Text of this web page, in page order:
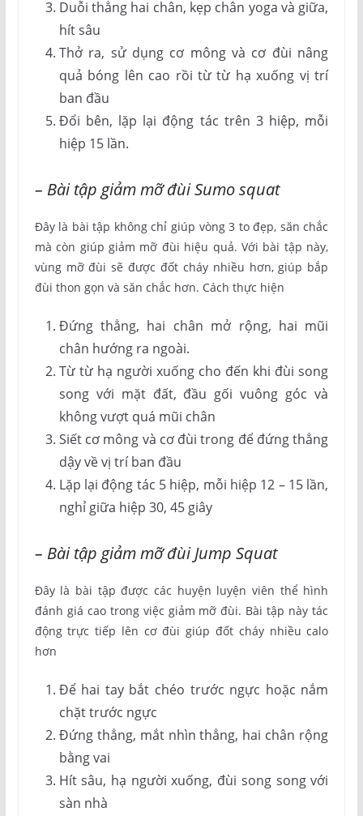
Duỗi thẳng hai chân, kẹp chân yoga và giữa,
hít sâu
Thở ra, sử dụng cơ mông và cơ đùi nâng
quả bóng lên cao rồi từ từ hạ xuống vị trí
ban đầu
Đổi bên, lặp lại động tác trên 3 hiệp, mỗi
hiệp 15 lần.
– Bài tập giảm mỡ đùi Sumo squat
Đây là bài tập không chỉ giúp vòng 3 to đẹp, săn chắc
mà còn giúp giảm mỡ đùi hiệu quả. Với bài tập này,
vùng mỡ đùi sẽ được đốt cháy nhiều hơn, giúp bắp
đùi thon gọn và săn chắc hơn. Cách thực hiện
Đứng thẳng, hai chân mở rộng, hai mũi
chân hướng ra ngoài.
Từ từ hạ người xuống cho đến khi đùi song
song với mặt đất, đầu gối vuông góc và
không vượt quá mũi chân
Siết cơ mông và cơ đùi trong để đứng thẳng
dậy về vị trí ban đầu
Lặp lại động tác 5 hiệp, mỗi hiệp 12 – 15 lần,
nghỉ giữa hiệp 30, 45 giây
– Bài tập giảm mỡ đùi Jump Squat
Đây là bài tập được các huyện luyện viên thể hình
đánh giá cao trong việc giảm mỡ đùi. Bài tập này tác
động trực tiếp lên cơ đùi giúp đốt cháy nhiều calo
hơn
Để hai tay bắt chéo trước ngực hoặc nắm
chặt trước ngực
Đứng thẳng, mắt nhìn thẳng, hai chân rộng
bằng vai
Hít sâu, hạ người xuống, đùi song song với
sàn nhà